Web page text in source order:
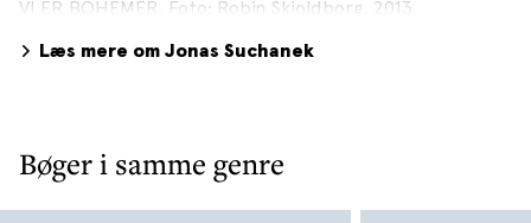
VI ER BOHEMER. Foto: Robin Skjoldborg, 2013
Læs mere om Jonas Suchanek
Bøger i samme genre